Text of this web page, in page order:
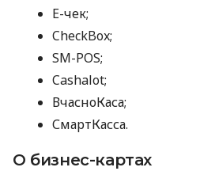
E-чек;
CheckBox;
SM-POS;
Cashalot;
ВчасноКаса;
СмартКасса.
О бизнес-картах